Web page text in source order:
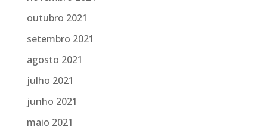
outubro 2021
setembro 2021
agosto 2021
julho 2021
junho 2021
maio 2021